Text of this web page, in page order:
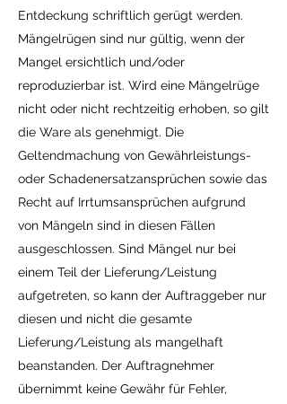
Entdeckung schriftlich gerügt werden.
Mängelrügen sind nur gültig, wenn der
Mangel ersichtlich und/oder
reproduzierbar ist. Wird eine Mängelrüge
nicht oder nicht rechtzeitig erhoben, so gilt
die Ware als genehmigt. Die
Geltendmachung von Gewährleistungs-
oder Schadenersatzansprüchen sowie das
Recht auf Irrtumsansprüchen aufgrund
von Mängeln sind in diesen Fällen
ausgeschlossen. Sind Mängel nur bei
einem Teil der Lieferung/Leistung
aufgetreten, so kann der Auftraggeber nur
diesen und nicht die gesamte
Lieferung/Leistung als mangelhaft
beanstanden. Der Auftragnehmer
übernimmt keine Gewähr für Fehler,